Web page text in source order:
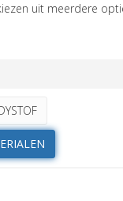
uit meerdere